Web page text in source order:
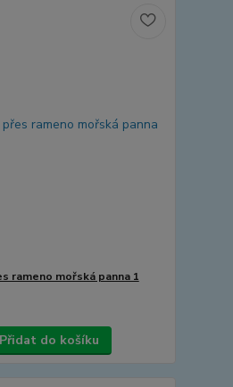
rameno mořská panna 1
Přidat do košíku